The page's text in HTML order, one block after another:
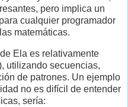
pero implica un
cualquier programador
matemáticas.
Ela es relativamente
utilizando secuencias,
de patrones. Un ejemplo
no es difícil de entender
sería: